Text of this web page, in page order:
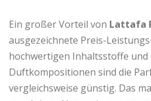
Ein großer Vorteil von Lattafa
ausgezeichnete Preis-
hochwertigen Inhaltsstoffe und
Duftkompositionen sind die
vergleichsweise günstig. Das